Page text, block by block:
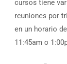
cursos tiene
reuniones por
en un horario
11:45am o